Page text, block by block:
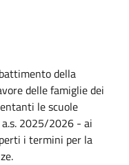
della
delle famiglie dei
le scuole
2025/2026 - ai
i termini per la